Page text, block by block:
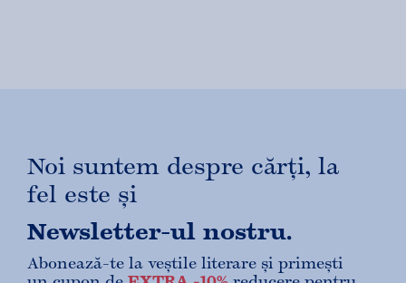
Noi suntem despre cărți, la
fel este și
Newsletter-ul nostru.
Abonează-te la veștile literare și primești